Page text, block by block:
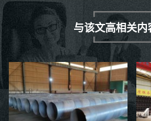
与该文高相关内